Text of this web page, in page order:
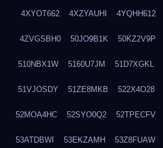
4XYOT662 4XZYAUHI 4YQHH612
4ZVGSBH0 50JO9B1K 50KZ2V9P
510NBX1W 5160U7JM 51D7XGKL
51VJOSDY 51ZE8MKB 522X4O28
52MOA4HC 52SYO0Q2 52TPECFV
53ATDBWI 53EKZAMH 53Z8FUAW